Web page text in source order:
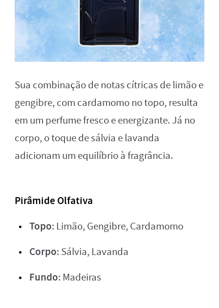
Sua combinação de notas cítricas de limão e
gengibre, com cardamomo no topo, resulta
em um perfume fresco e energizante. Já no
corpo, o toque de sálvia e lavanda
adicionam um equilíbrio à fragrância.
Pirâmide Olfativa
Topo: Limão, Gengibre, Cardamomo
Corpo: Sálvia, Lavanda
Fundo: Madeiras